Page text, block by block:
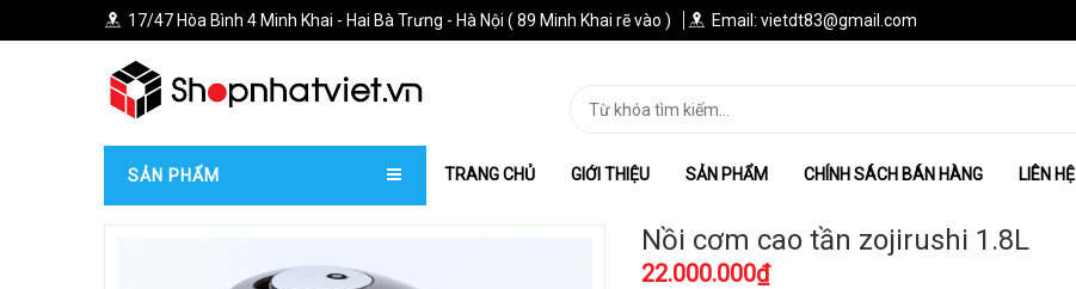
17/47 Hòa Bình 4 Minh Khai - Hai Bà Trưng - Hà Nội ( 89 Minh Khai rẽ vào ) Email: vietdt83@gmail.com
SẢN PHẨM TRANG CHỦ GIỚI THIỆU SẢN PHẨM CHÍNH SÁCH BÁN HÀNG LIÊN HỆ
Nồi cơm cao tần zojirushi 1.8L
22.000.000₫